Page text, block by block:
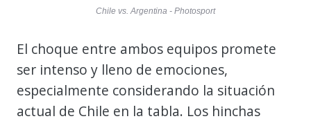
Chile vs. Argentina - Photosport
El choque entre ambos equipos promete
ser intenso y lleno de emociones,
especialmente considerando la situación
actual de Chile en la tabla. Los hinchas